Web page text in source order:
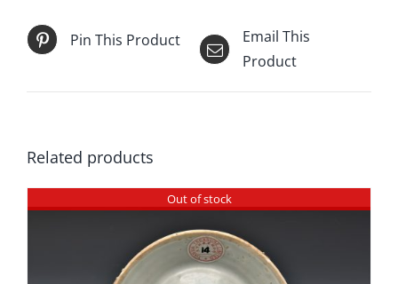
Pin This Product
Email This
Product
Related products
Out of stock